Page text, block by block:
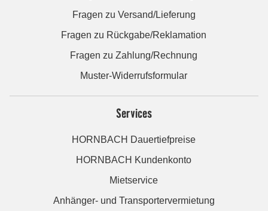
Fragen zu Versand/Lieferung
Fragen zu Rückgabe/Reklamation
Fragen zu Zahlung/Rechnung
Muster-Widerrufsformular
Services
HORNBACH Dauertiefpreise
HORNBACH Kundenkonto
Mietservice
Anhänger- und Transportervermietung